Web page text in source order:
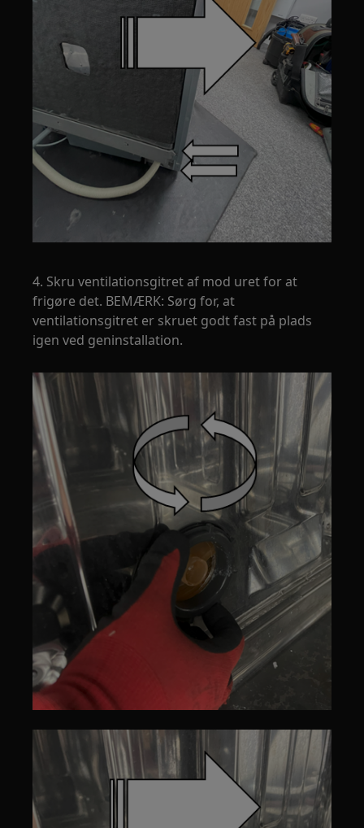
4. Skru ventilationsgitret af mod uret for at
frigøre det. BEMÆRK: Sørg for, at
ventilationsgitret er skruet godt fast på plads
igen ved geninstallation.